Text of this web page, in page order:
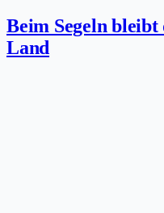
Beim Segeln
Land